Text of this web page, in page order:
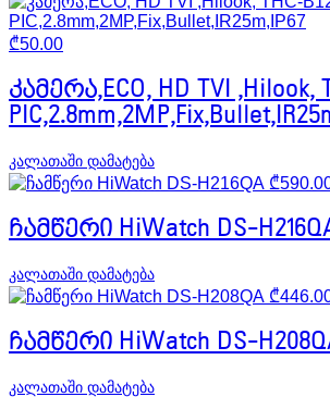
₾50.00
კამერა,ECO, HD TVI ,Hilook,
კალათაში დამატება
₾
ჩამწერი HiWatch DS-
კალათაში დამატება
₾
ჩამწერი HiWatch DS-
კალათაში დამატება